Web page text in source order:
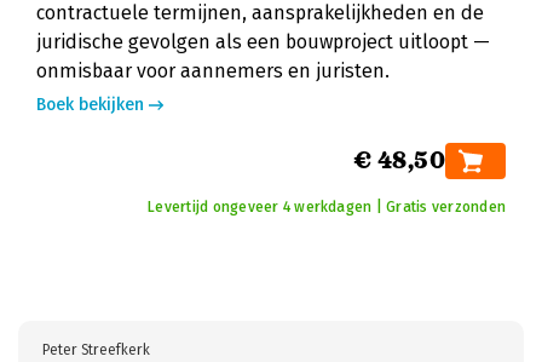
contractuele termijnen, aansprakelijkheden en de
juridische gevolgen als een bouwproject uitloopt —
onmisbaar voor aannemers en juristen.
Boek bekijken
€ 48,50
Levertijd ongeveer 4 werkdagen | Gratis verzonden
Peter Streefkerk